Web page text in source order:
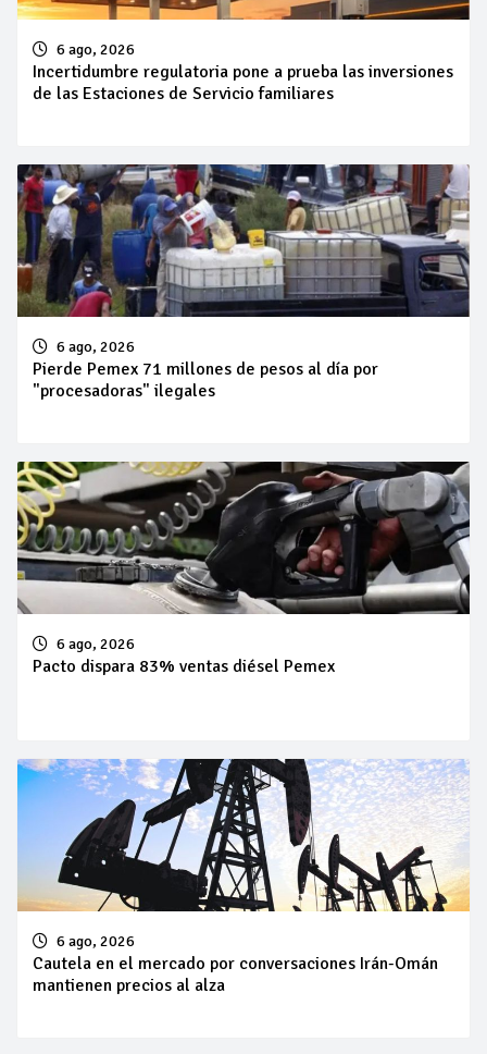
6 ago, 2026
Incertidumbre regulatoria pone a prueba las inversiones
de las Estaciones de Servicio familiares
6 ago, 2026
Pierde Pemex 71 millones de pesos al día por
"procesadoras" ilegales
6 ago, 2026
Pacto dispara 83% ventas diésel Pemex
6 ago, 2026
Cautela en el mercado por conversaciones Irán-Omán
mantienen precios al alza